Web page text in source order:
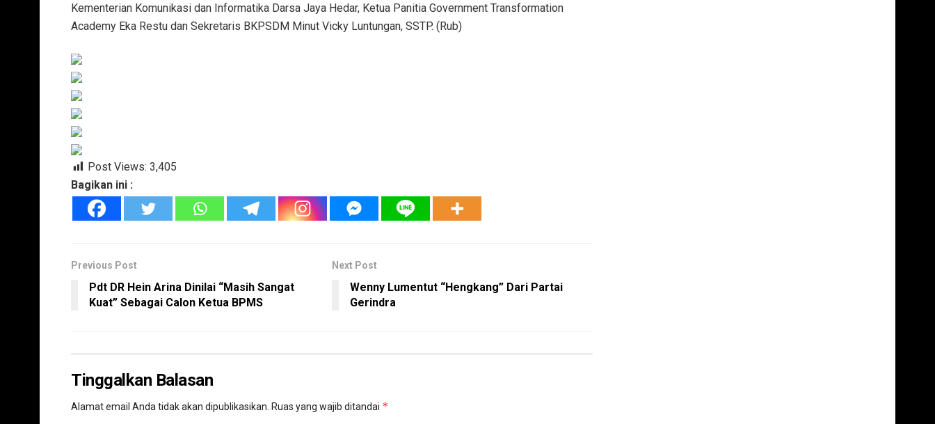
Kementerian Komunikasi dan Informatika Darsa Jaya Hedar, Ketua Panitia Government Transformation
Academy Eka Restu dan Sekretaris BKPSDM Minut Vicky Luntungan, SSTP. (Rub)
Post Views: 3,405
Bagikan ini :
Previous Post
Pdt DR Hein Arina Dinilai “Masih Sangat
Kuat” Sebagai Calon Ketua BPMS
Next Post
Wenny Lumentut “Hengkang” Dari Partai
Gerindra
Tinggalkan Balasan
Alamat email Anda tidak akan dipublikasikan. Ruas yang wajib ditandai *